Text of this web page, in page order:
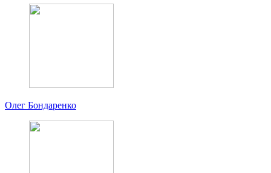
Олег Бондаренко